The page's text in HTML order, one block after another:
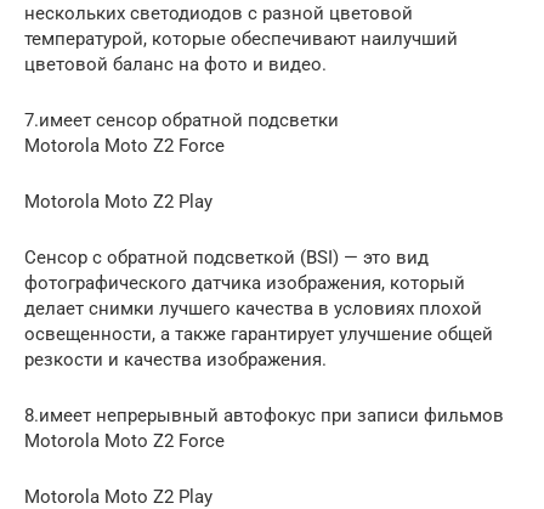
нескольких светодиодов с разной цветовой
температурой, которые обеспечивают наилучший
цветовой баланс на фото и видео.
7.имеет сенсор обратной подсветки
Motorola Moto Z2 Force
Motorola Moto Z2 Play
Сенсор с обратной подсветкой (BSI) — это вид
фотографического датчика изображения, который
делает снимки лучшего качества в условиях плохой
освещенности, а также гарантирует улучшение общей
резкости и качества изображения.
8.имеет непрерывный автофокус при записи фильмов
Motorola Moto Z2 Force
Motorola Moto Z2 Play